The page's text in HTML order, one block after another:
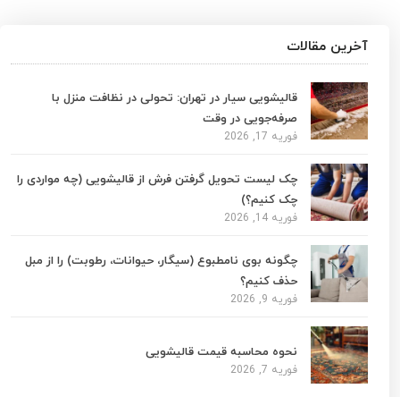
آخرین مقالات
قالیشویی سیار در تهران: تحولی در نظافت منزل با
صرفه‌جویی در وقت
فوریه 17, 2026
چک لیست تحویل گرفتن فرش از قالیشویی (چه مواردی را
چک کنیم؟)
فوریه 14, 2026
چگونه بوی نامطبوع (سیگار، حیوانات، رطوبت) را از مبل
حذف کنیم؟
فوریه 9, 2026
نحوه محاسبه قیمت قالیشویی
فوریه 7, 2026